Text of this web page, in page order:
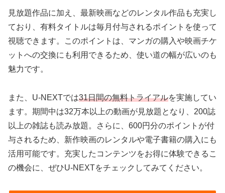
見放題作品に加え、最新映画などのレンタル作品も充実し
ており、有料タイトルは毎月付与されるポイントを使って
視聴できます。このポイントは、マンガの購入や映画チケ
ットへの交換にも利用できるため、使い道の幅が広いのも
魅力です。
また、U-NEXTでは31日間の無料トライアルを実施してい
ます。期間中は32万本以上の動画が見放題となり、200誌
以上の雑誌も読み放題。さらに、600円分のポイントが付
与されるため、新作映画のレンタルや電子書籍の購入にも
活用可能です。充実したコンテンツをお得に体験できるこ
の機会に、ぜひU-NEXTをチェックしてみてください。